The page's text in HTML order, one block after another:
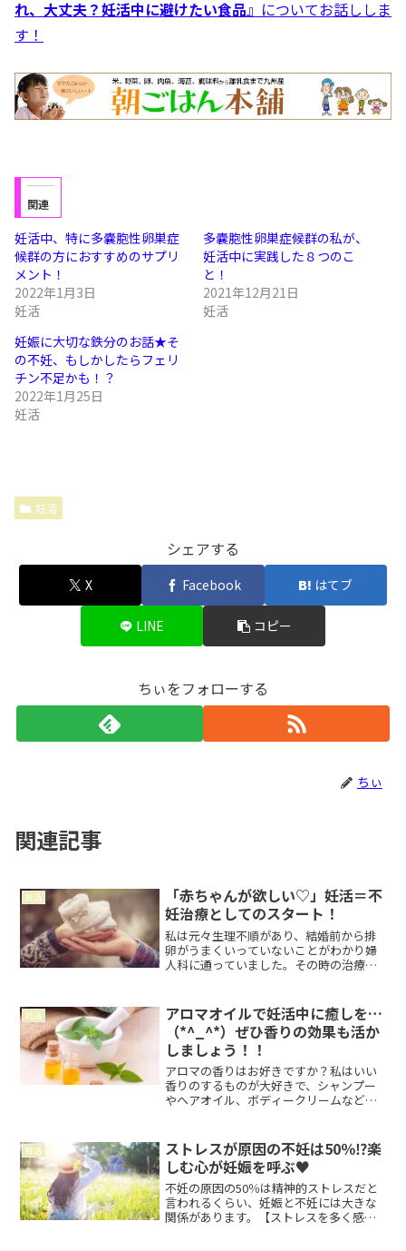
れ、大丈夫？妊活中に避けたい食品』についてお話ししま
す！
関連
妊活中、特に多嚢胞性卵巣症
候群の方におすすめのサプリ
メント！
2022年1月3日
妊活
多嚢胞性卵巣症候群の私が、
妊活中に実践した８つのこ
と！
2021年12月21日
妊活
妊娠に大切な鉄分のお話★そ
の不妊、もしかしたらフェリ
チン不足かも！？
2022年1月25日
妊活
妊活
シェアする
X Facebook はてブ
LINE コピー
ちぃをフォローする
ちぃ
関連記事
妊活
「赤ちゃんが欲しい♡」妊活＝不
妊治療としてのスタート！
私は元々生理不順があり、結婚前から排
卵がうまくいっていないことがわかり婦
人科に通っていました。その時の治療で
とやっぱり乱れてしまう。。そのため妊
活開始までは、しばらく低...
妊活
アロマオイルで妊活中に癒しを…
（*^_^*）ぜひ香りの効果も活か
しましょう！！
アロマの香りはお好きですか？私はいい
香りのするものが大好きで、シャンプー
やヘアオイル、ボディークリームなどの
に枕にアロマスプレーをシュッと吹きか
けてから眠ったりもしてい...
妊活
ストレスが原因の不妊は50％⁉楽
しむ心が妊娠を呼ぶ♥
不妊の原因の50％は精神的ストレスだと
言われるくらい、妊娠と不妊には大きな
関係があります。【ストレスを多く感じ